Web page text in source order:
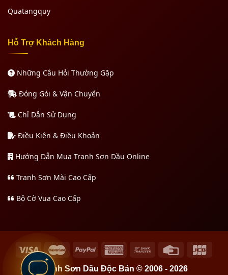
Quatangquy
Hỗ Trợ Khách Hàng
Những Câu Hỏi Thường Gặp
Đóng Gói & Vận Chuyển
Chỉ Dẫn Sử Dụng
Điều Kiện & Điều Khoản
Hướng Dẫn Mua Tranh Sơn Dầu Online
Tranh Sơn Mài Cao Cấp
Bộ Cờ Vua Cao Cấp
Tranh Sơn Dầu Độc Bản © 2006 - 2026